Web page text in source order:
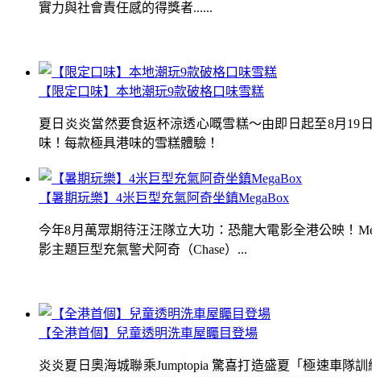
【限定口味】本地潮玩9款破格口味雪糕
夏日炎炎當然要食返杯涼透心嘅雪糕～由即日起至8月19
味！每款極具港味的雪糕體驗！
【全港首個】兒童透明洗車屋矚目登場
炎炎夏日奧海城聯乘Jumptopia 驚喜打造盛夏「極速車隊
實力與社會責任感的得獎者......
【暑期玩樂】4米巨型充氣阿奇坐鎮MegaBox
今年8月萬眾期待汪汪隊立大功：恐龍大電影全港公映！
影主題巨型充氣警犬阿奇（Chase）...